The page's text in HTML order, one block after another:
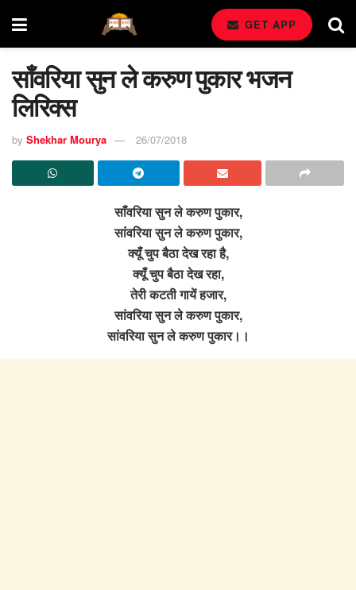
GET APP
साँवरिया सुन ले करुण पुकार भजन
लिरिक्स
by Shekhar Mourya 26/07/2018
साँवरिया सुन ले करुण पुकार,
सांवरिया सुन ले करुण पुकार,
क्यूँ चुप बैठा देख रहा है,
क्यूँ चुप बैठा देख रहा,
तेरी कटती गायें हजार,
सांवरिया सुन ले करुण पुकार,
सांवरिया सुन ले करुण पुकार।।